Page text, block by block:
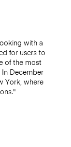
with a
for users to
of the most
December
York, where